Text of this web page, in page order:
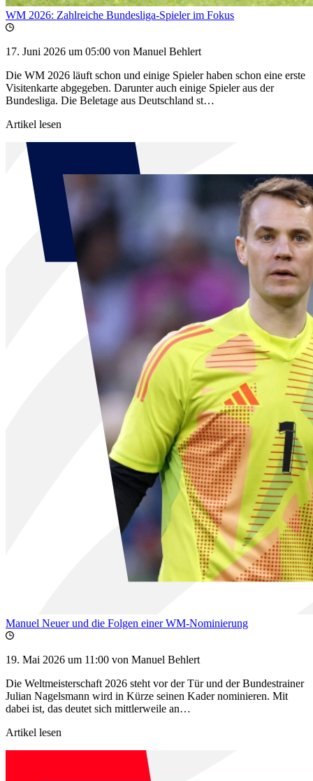
WM 2026: Zahlreiche Bundesliga-Spieler im Fokus
17. Juni 2026 um 05:00 von Manuel Behlert
Die WM 2026 läuft schon und einige Spieler haben schon eine erste
Visitenkarte abgegeben. Darunter auch einige Spieler aus der
Bundesliga. Die Beletage aus Deutschland st…
Artikel lesen
Manuel Neuer und die Folgen einer WM-Nominierung
19. Mai 2026 um 11:00 von Manuel Behlert
Die Weltmeisterschaft 2026 steht vor der Tür und der Bundestrainer
Julian Nagelsmann wird in Kürze seinen Kader nominieren. Mit
dabei ist, das deutet sich mittlerweile an…
Artikel lesen